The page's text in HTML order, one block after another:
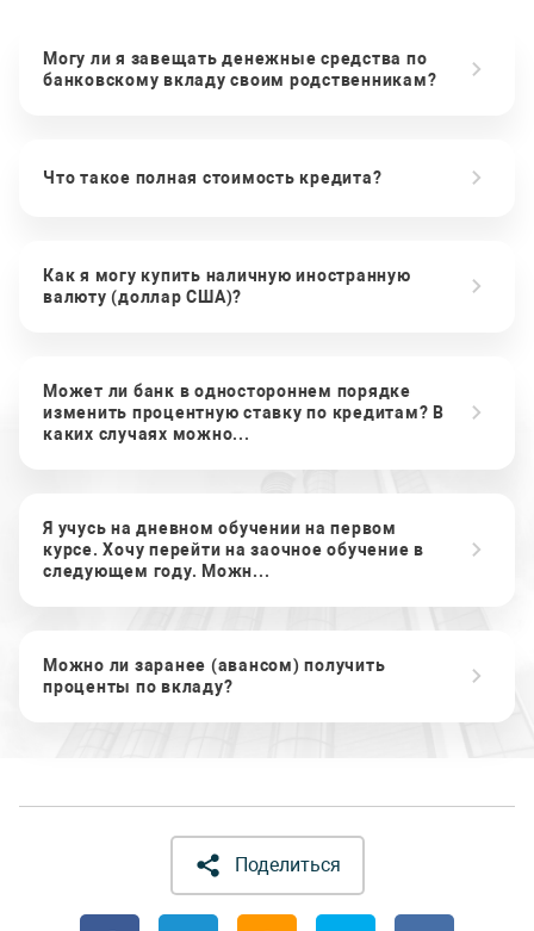
Могу ли я завещать денежные средства по
банковскому вкладу своим родственникам?
Что такое полная стоимость кредита?
Как я могу купить наличную иностранную
валюту (доллар США)?
Может ли банк в одностороннем порядке
изменить процентную ставку по кредитам? В
каких случаях можно...
Я учусь на дневном обучении на первом
курсе. Хочу перейти на заочное обучение в
следующем году. Можн...
Можно ли заранее (авансом) получить
проценты по вкладу?
Поделиться